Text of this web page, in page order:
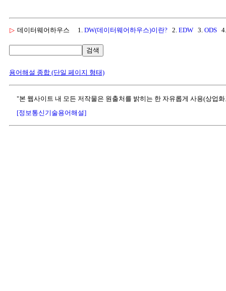
▷ 데이터웨어하우스 1. DW(데이터웨어하우스)이란? 2. EDW 3. ODS
검색
용어해설 종합 (단일 페이지 형태)
"본 웹사이트 내 모든 저작물은 원출처를 밝히는 한 자유롭게 사용(상업
[정보통신기술용어해설]